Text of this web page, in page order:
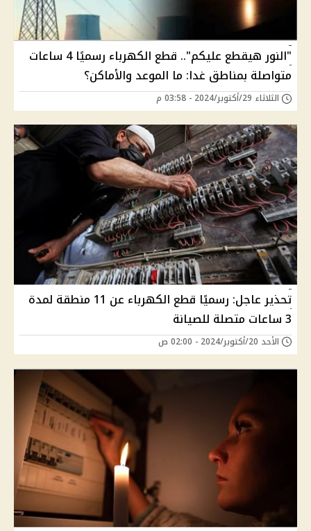
"النور هيقطع عليكم".. قطع الكهرباء رسميًا 4 ساعات
متواصلة بمناطق غدا: ما الموعد والأماكن؟
الثلاثاء 29/أكتوبر/2024 - 03:58 م
تحذير عاجل: رسميًا قطع الكهرباء عن 11 منطقة لمدة
3 ساعات متصلة للصيانة
الأحد 20/أكتوبر/2024 - 02:00 ص